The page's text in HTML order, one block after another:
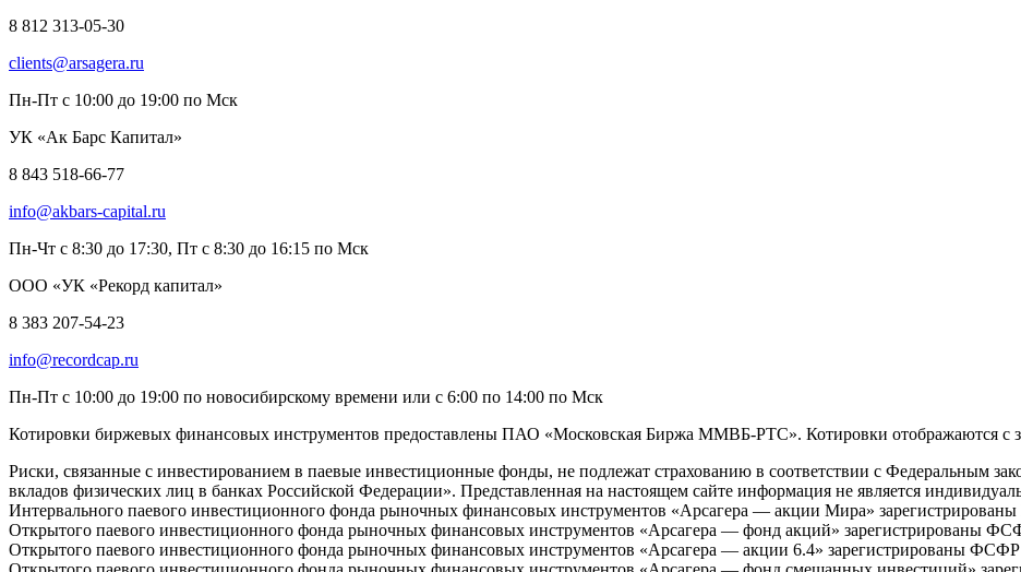
8 812 313-05-30
clients@arsagera.ru
Пн-Пт с 10:00 до 19:00 по Мск
УК «Ак Барс Капитал»
8 843 518-66-77
info@akbars-capital.ru
Пн-Чт с 8:30 до 17:30, Пт с 8:30 до 16:15 по Мск
ООО «УК «Рекорд капитал»
8 383 207-54-23
info@recordcap.ru
Пн-Пт с 10:00 до 19:00 по новосибирскому времени или с 6:00 по 14:00 по Мск
Котировки биржевых финансовых инструментов предоставлены ПАО «Московская Биржа ММВБ-РТС». Котировки отображаются с
Риски, связанные с инвестированием в паевые инвестиционные фонды, не подлежат страхованию в соответствии с Федеральным
вкладов физических лиц в банках Российской Федерации». Представленная на настоящем сайте информация не является
Интервального паевого инвестиционного фонда рыночных финансовых инструментов «Арсагера — акции Мира»
Открытого паевого инвестиционного фонда рыночных финансовых инструментов «Арсагера — фонд акций» зарегистрированы
Открытого паевого инвестиционного фонда рыночных финансовых инструментов «Арсагера — акции 6.4» зарегистрированы